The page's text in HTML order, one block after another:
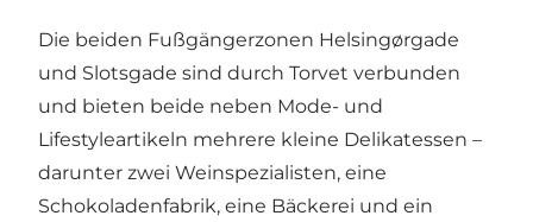
Die beiden Fußgängerzonen Helsingørgade
und Slotsgade sind durch Torvet verbunden
und bieten beide neben Mode- und
Lifestyleartikeln mehrere kleine Delikatessen –
darunter zwei Weinspezialisten, eine
Schokoladenfabrik, eine Bäckerei und ein